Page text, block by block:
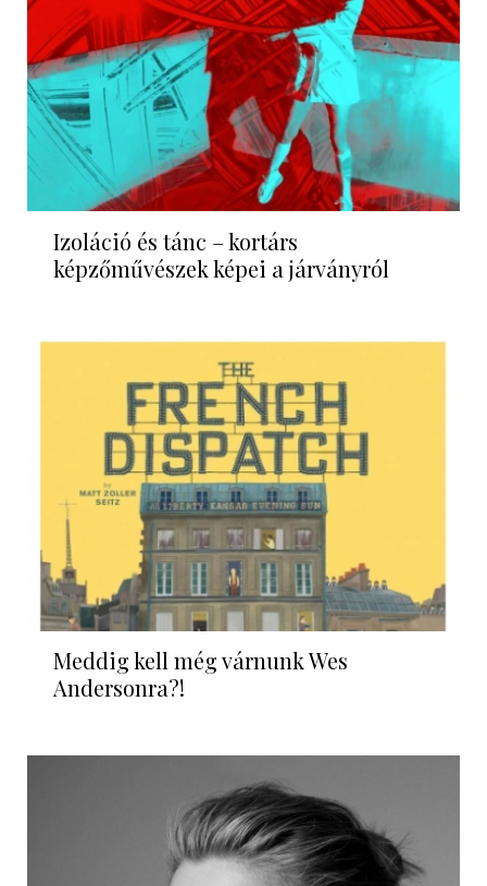
Izoláció és tánc – kortárs
képzőművészek képei a járványról
Meddig kell még várnunk Wes
Andersonra?!